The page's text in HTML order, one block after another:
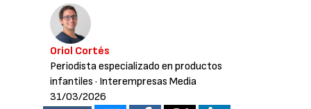
Oriol Cortés
Periodista especializado en productos
infantiles · Interempresas Media
31/03/2026